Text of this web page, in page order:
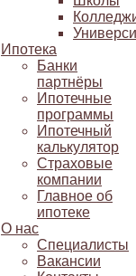
Ипотека
Банки
партнёры
Ипотечные
программы
Ипотечный
калькулятор
Страховые
компании
Главное об
ипотеке
О нас
Специалисты
Вакансии